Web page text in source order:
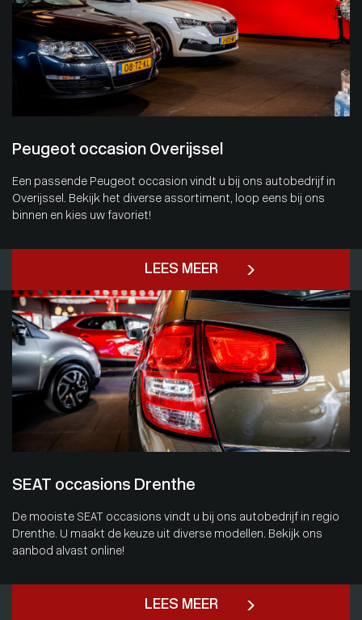
Peugeot occasion Overijssel
Een passende Peugeot occasion vindt u bij ons autobedrijf in
Overijssel. Bekijk het diverse assortiment, loop eens bij ons
binnen en kies uw favoriet!
LEES MEER
SEAT occasions Drenthe
De mooiste SEAT occasions vindt u bij ons autobedrijf in regio
Drenthe. U maakt de keuze uit diverse modellen. Bekijk ons
aanbod alvast online!
LEES MEER